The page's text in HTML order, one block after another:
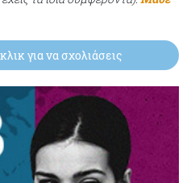
για να σχολιάσεις